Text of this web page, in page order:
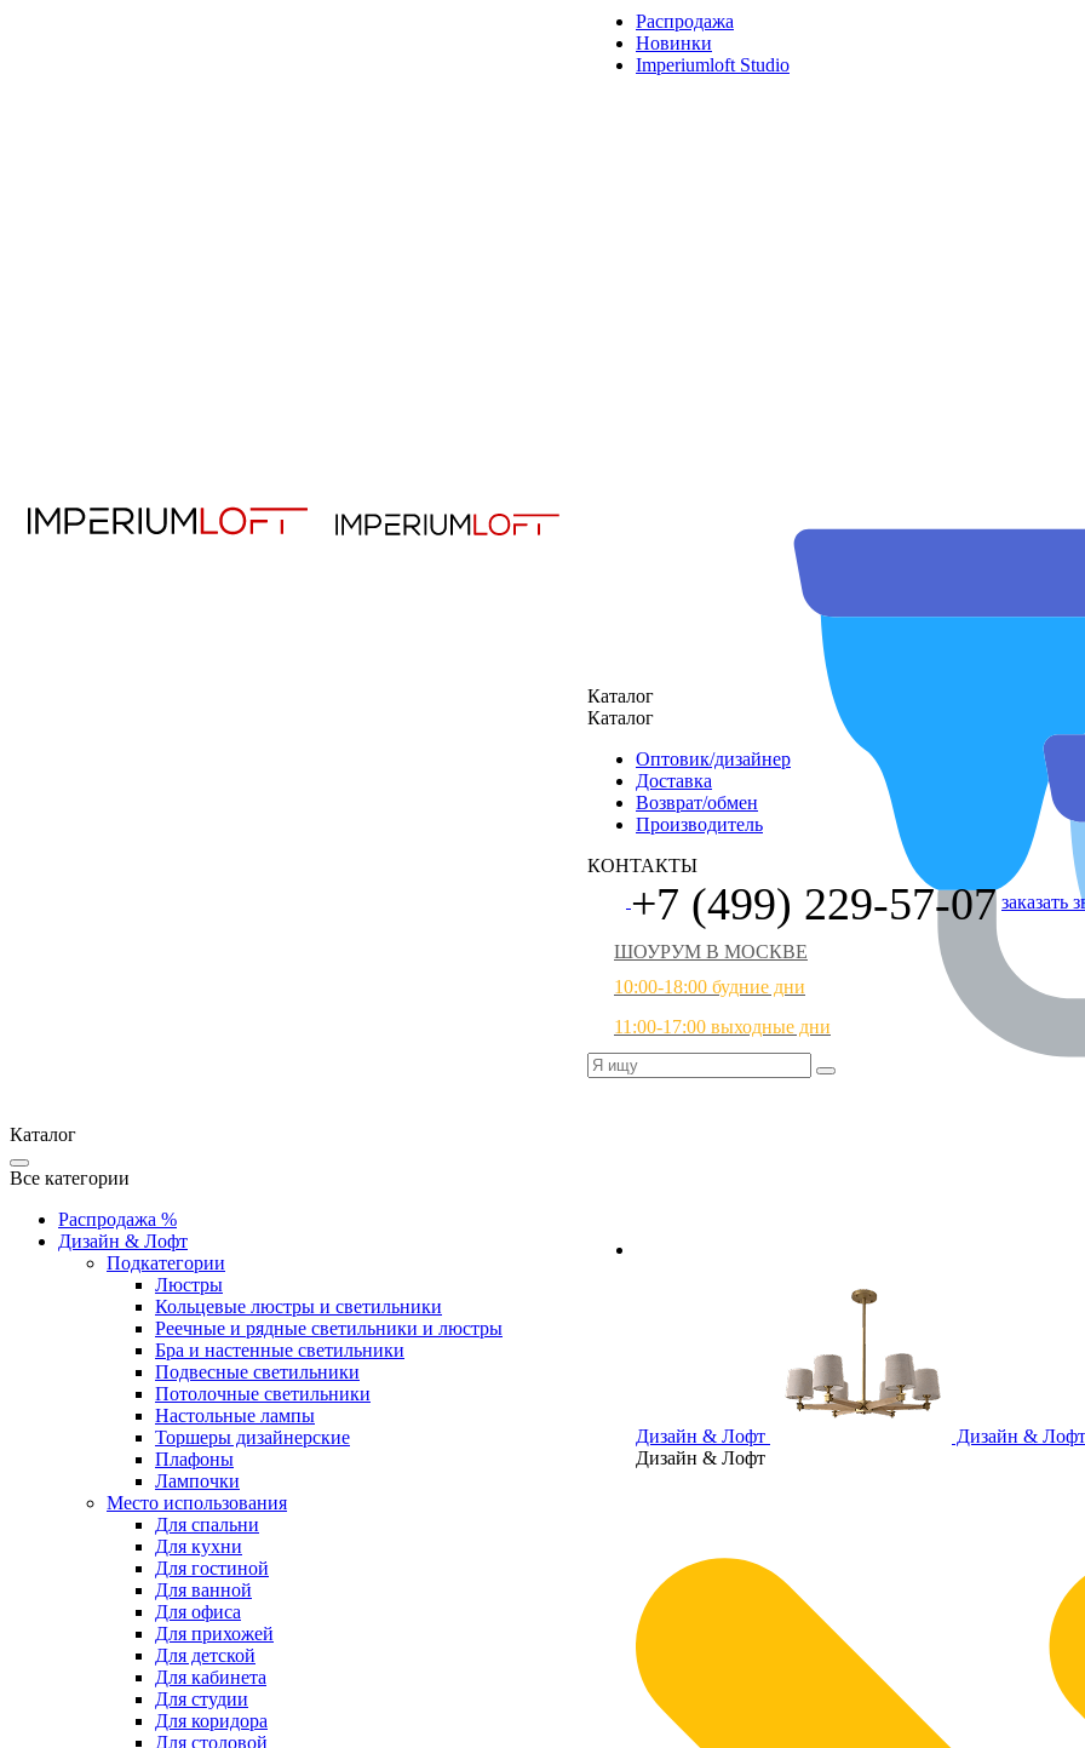
Распродажа
Новинки
Imperiumloft Studio
Дизайн & Лофт
Дизайн & Лофт
Дизайн & Лофт
Каталог
Каталог
Оптовик/дизайнер
Доставка
Возврат/обмен
Производитель
КОНТАКТЫ
+7 (499) 229-57-07 заказать
ШОУРУМ В МОСКВЕ
10:00-18:00 будние дни
11:00-17:00 выходные дни
Каталог
Все категории
Распродажа %
Дизайн & Лофт
Подкатегории
Люстры
Кольцевые люстры и светильники
Реечные и рядные светильники и люстры
Бра и настенные светильники
Подвесные светильники
Потолочные светильники
Настольные лампы
Торшеры дизайнерские
Плафоны
Лампочки
Место использования
Для спальни
Для кухни
Для гостиной
Для ванной
Для офиса
Для прихожей
Для детской
Для кабинета
Для студии
Для коридора
Для столовой